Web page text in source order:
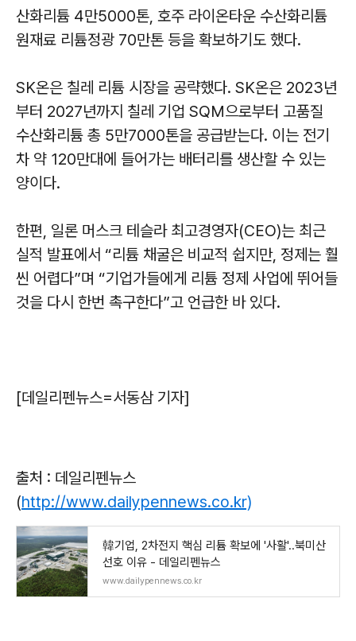
산화리튬 4만5000톤, 호주 라이온타운 수산화리튬
원재료 리튬정광 70만톤 등을 확보하기도 했다.
SK온은 칠레 리튬 시장을 공략했다. SK온은 2023년
부터 2027년까지 칠레 기업 SQM으로부터 고품질
수산화리튬 총 5만7000톤을 공급받는다. 이는 전기
차 약 120만대에 들어가는 배터리를 생산할 수 있는
양이다.
한편, 일론 머스크 테슬라 최고경영자(CEO)는 최근
실적 발표에서 “리튬 채굴은 비교적 쉽지만, 정제는 훨
씬 어렵다”며 “기업가들에게 리튬 정제 사업에 뛰어들
것을 다시 한번 촉구한다”고 언급한 바 있다.
[데일리펜뉴스=서동삼 기자]
출처 : 데일리펜뉴스
(http://www.dailypennews.co.kr)
韓기업, 2차전지 핵심 리튬 확보에 '사활'..북미산
선호 이유 - 데일리펜뉴스
www.dailypennews.co.kr